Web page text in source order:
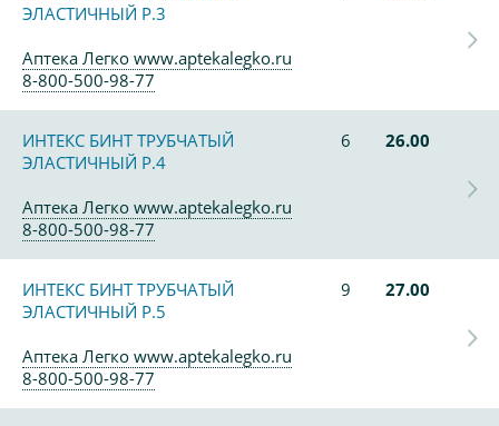
ЭЛАСТИЧНЫЙ Р.3
Аптека Легко www.aptekalegko.ru
8-800-500-98-77
ИНТЕКС БИНТ ТРУБЧАТЫЙ
ЭЛАСТИЧНЫЙ Р.4
6 26.00
Аптека Легко www.aptekalegko.ru
8-800-500-98-77
ИНТЕКС БИНТ ТРУБЧАТЫЙ
ЭЛАСТИЧНЫЙ Р.5
9 27.00
Аптека Легко www.aptekalegko.ru
8-800-500-98-77